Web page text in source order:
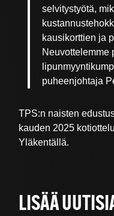
selvitystyötä,
kausikorttien ja
Neuvottelemme
puheenjohtaja
TPS:n naisten
kauden 2025
Yläkentällä.
LISÄÄ